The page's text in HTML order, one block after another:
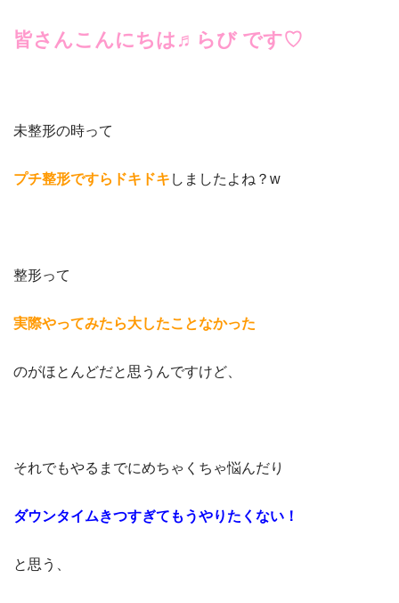
皆さんこんにちは♬らび です♡
未整形の時って
プチ整形ですらドキドキ しましたよね？ w
整形って
実際やってみたら大したことなかった
のがほとんどだと思うんですけど、
それでもやるまでにめちゃくちゃ悩んだり
ダウンタイムきつすぎて もうやりたくない！
と思う、